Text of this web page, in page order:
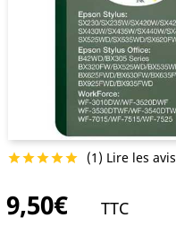
 (1) Lire les avis
9,50€ TTC